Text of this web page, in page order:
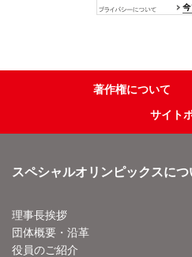
著作権について
サイト
スペシャルオリンピックスにつ
理事長挨拶
団体概要・沿革
役員のご紹介